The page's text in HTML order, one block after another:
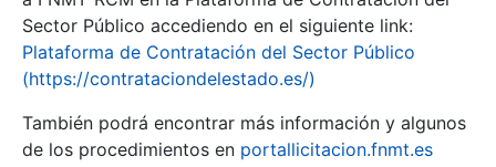
Sector Público accediendo en el siguiente link:
Plataforma de Contratación del Sector Público
(https://contrataciondelestado.es/)
También podrá encontrar más información y algunos
de los procedimientos en portallicitacion.fnmt.es